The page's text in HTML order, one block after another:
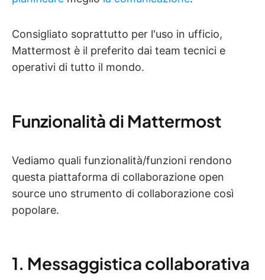
Consigliato soprattutto per l'uso in ufficio,
Mattermost è il preferito dai team tecnici e
operativi di tutto il mondo.
Funzionalità di Mattermost
Vediamo quali funzionalità/funzioni rendono
questa piattaforma di collaborazione open
source uno strumento di collaborazione così
popolare.
1. Messaggistica collaborativa